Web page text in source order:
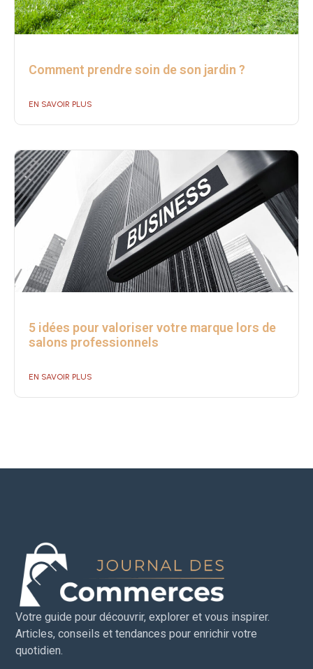
Comment prendre soin de son jardin ?
EN SAVOIR PLUS
5 idées pour valoriser votre marque lors de
salons professionnels
EN SAVOIR PLUS
Votre guide pour découvrir, explorer et vous inspirer.
Articles, conseils et tendances pour enrichir votre
quotidien.